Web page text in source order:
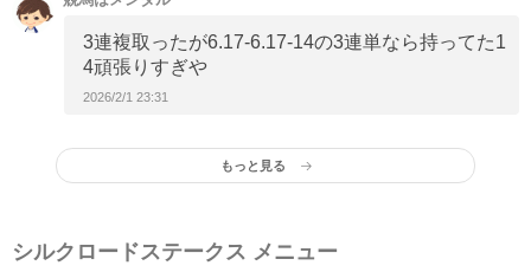
3連複取ったが6.17-6.17-14の3連単なら持ってた1
4頑張りすぎや
2026/2/1 23:31
もっと見る
シルクロードステークス メニュー